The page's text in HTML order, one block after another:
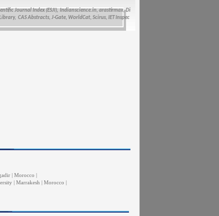
| Morocco |
| Marrakesh | Morocco |
Journal Index (ESJI), Indianscience.in, arastirmax, Directory of Research Journals Indexing, Pak
CAS Abstracts, J-Gate, WorldCat, Scirus, IET Inspec Direct, and getCited